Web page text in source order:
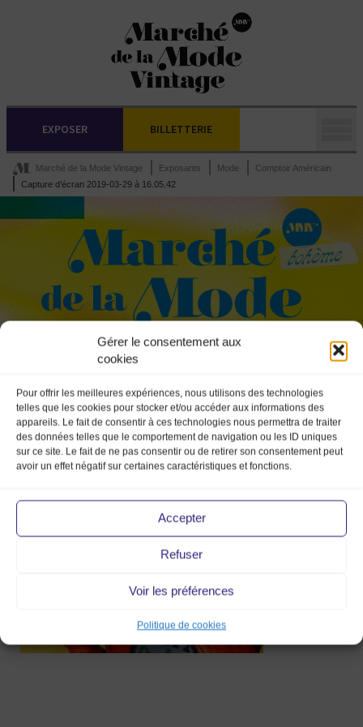
Gérer le consentement aux
cookies
Pour offrir les meilleures expériences, nous utilisons des technologies
telles que les cookies pour stocker et/ou accéder aux informations des
appareils. Le fait de consentir à ces technologies nous permettra de traiter
des données telles que le comportement de navigation ou les ID uniques
sur ce site. Le fait de ne pas consentir ou de retirer son consentement peut
avoir un effet négatif sur certaines caractéristiques et fonctions.
Accepter
Refuser
Voir les préférences
Politique de cookies
EXPOSER BILLETTERIE
Marché de la Mode Vintage Exposants Mode
Comptoir Américain
Capture d’écran 2019-03-29 à 16.05.42
Capture d’écran
2019-03-29 à 16.05.42
29 Mar 2019